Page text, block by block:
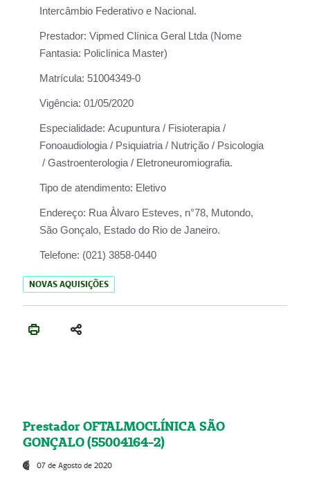
Intercâmbio Federativo e Nacional.
Prestador: Vipmed Clínica Geral Ltda (Nome
Fantasia: Policlínica Master)
Matrícula: 51004349-0
Vigência: 01/05/2020
Especialidade: Acupuntura / Fisioterapia /
Fonoaudiologia / Psiquiatria / Nutrição / Psicologia
/ Gastroenterologia / Eletroneuromiografia.
Tipo de atendimento: Eletivo
Endereço: Rua Àlvaro Esteves, n°78, Mutondo,
São Gonçalo, Estado do Rio de Janeiro.
Telefone: (021) 3858-0440
NOVAS AQUISIÇÕES
Prestador OFTALMOCLÍNICA SÃO
GONÇALO (55004164-2)
07 de Agosto de 2020